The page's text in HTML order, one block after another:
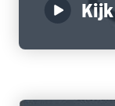
Kijk